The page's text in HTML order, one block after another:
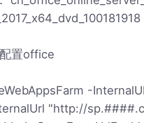
置office
-
"http://